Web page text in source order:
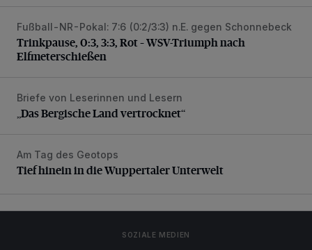
Trinkpause, 0:3, 3:3, Rot – WSV-Triumph nach
Fußball-NR-Pokal: 7:6 (0:2/3:3) n.E. gegen Schonnebeck
Trinkpause, 0:3, 3:3, Rot – WSV-Triumph nach
Elfmeterschießen
„Das Bergische Land vertrocknet“
Briefe von Leserinnen und Lesern
„Das Bergische Land vertrocknet“
Tief hinein in die Wuppertaler Unterwelt
Am Tag des Geotops
Tief hinein in die Wuppertaler Unterwelt
SOZIALE MEDIEN